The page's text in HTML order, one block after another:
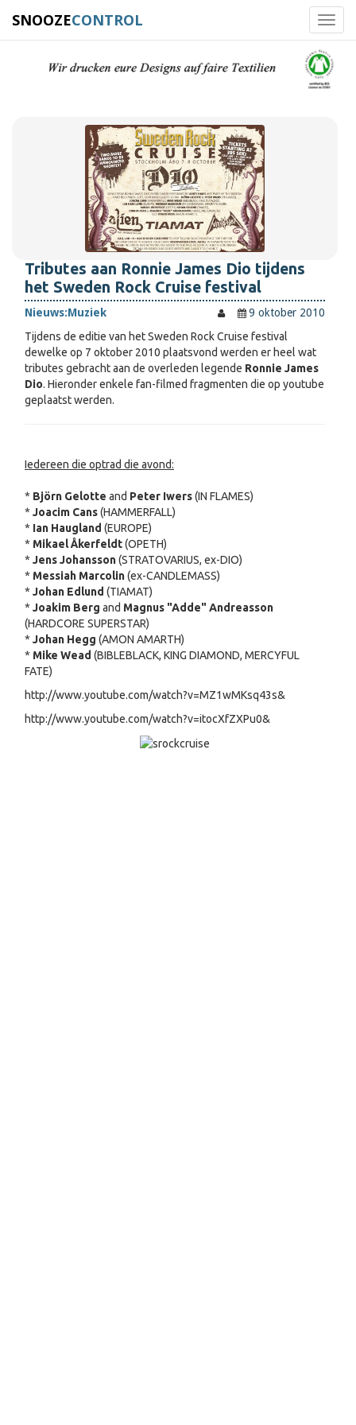
SNOOZECONTROL
Tributes aan Ronnie James Dio tijdens
het Sweden Rock Cruise festival
Nieuws:Muziek
9 oktober 2010
Tijdens de editie van het Sweden Rock Cruise festival
dewelke op 7 oktober 2010 plaatsvond werden er heel wat
tributes gebracht aan de overleden legende Ronnie James
Dio. Hieronder enkele fan-filmed fragmenten die op youtube
geplaatst werden.
Iedereen die optrad die avond:
* Björn Gelotte and Peter Iwers(IN FLAMES)
* Joacim Cans(HAMMERFALL)
* Ian Haugland (EUROPE)
* Mikael Åkerfeldt(OPETH)
* Jens Johansson(STRATOVARIUS, ex-DIO)
* Messiah Marcolin(ex-CANDLEMASS)
* Johan Edlund (TIAMAT)
* Joakim Berg and Magnus "Adde" Andreasson
(HARDCORE SUPERSTAR)
* Johan Hegg (AMON AMARTH)
* Mike Wead (BIBLEBLACK, KING DIAMOND, MERCYFUL
FATE)
http://www.youtube.com/watch?v=MZ1wMKsq43s&
http://www.youtube.com/watch?v=itocXfZXPu0&